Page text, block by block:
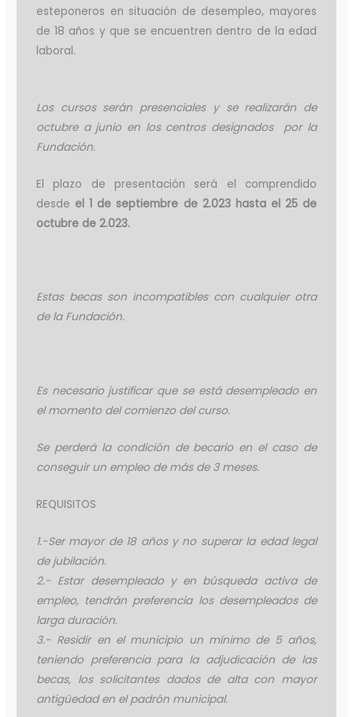
esteponeros en situación de desempleo, mayores
de 18 años y que se encuentren dentro de la edad
laboral.
Los cursos serán presenciales y se realizarán de
octubre a junio en los centros designados por la
Fundación.
El plazo de presentación será el comprendido
desde el 1 de septiembre de 2.023 hasta el 25 de
octubre de 2.023.
Estas becas son incompatibles con cualquier otra
de la Fundación.
Es necesario justificar que se está desempleado en
el momento del comienzo del curso.
Se perderá la condición de becario en el caso de
conseguir un empleo de más de 3 meses.
REQUISITOS
1.-Ser mayor de 18 años y no superar la edad legal
de jubilación.
2.- Estar desempleado y en búsqueda activa de
empleo, tendrán preferencia los desempleados de
larga duración.
3.- Residir en el municipio un mínimo de 5 años,
teniendo preferencia para la adjudicación de las
becas, los solicitantes dados de alta con mayor
antigüedad en el padrón municipal.